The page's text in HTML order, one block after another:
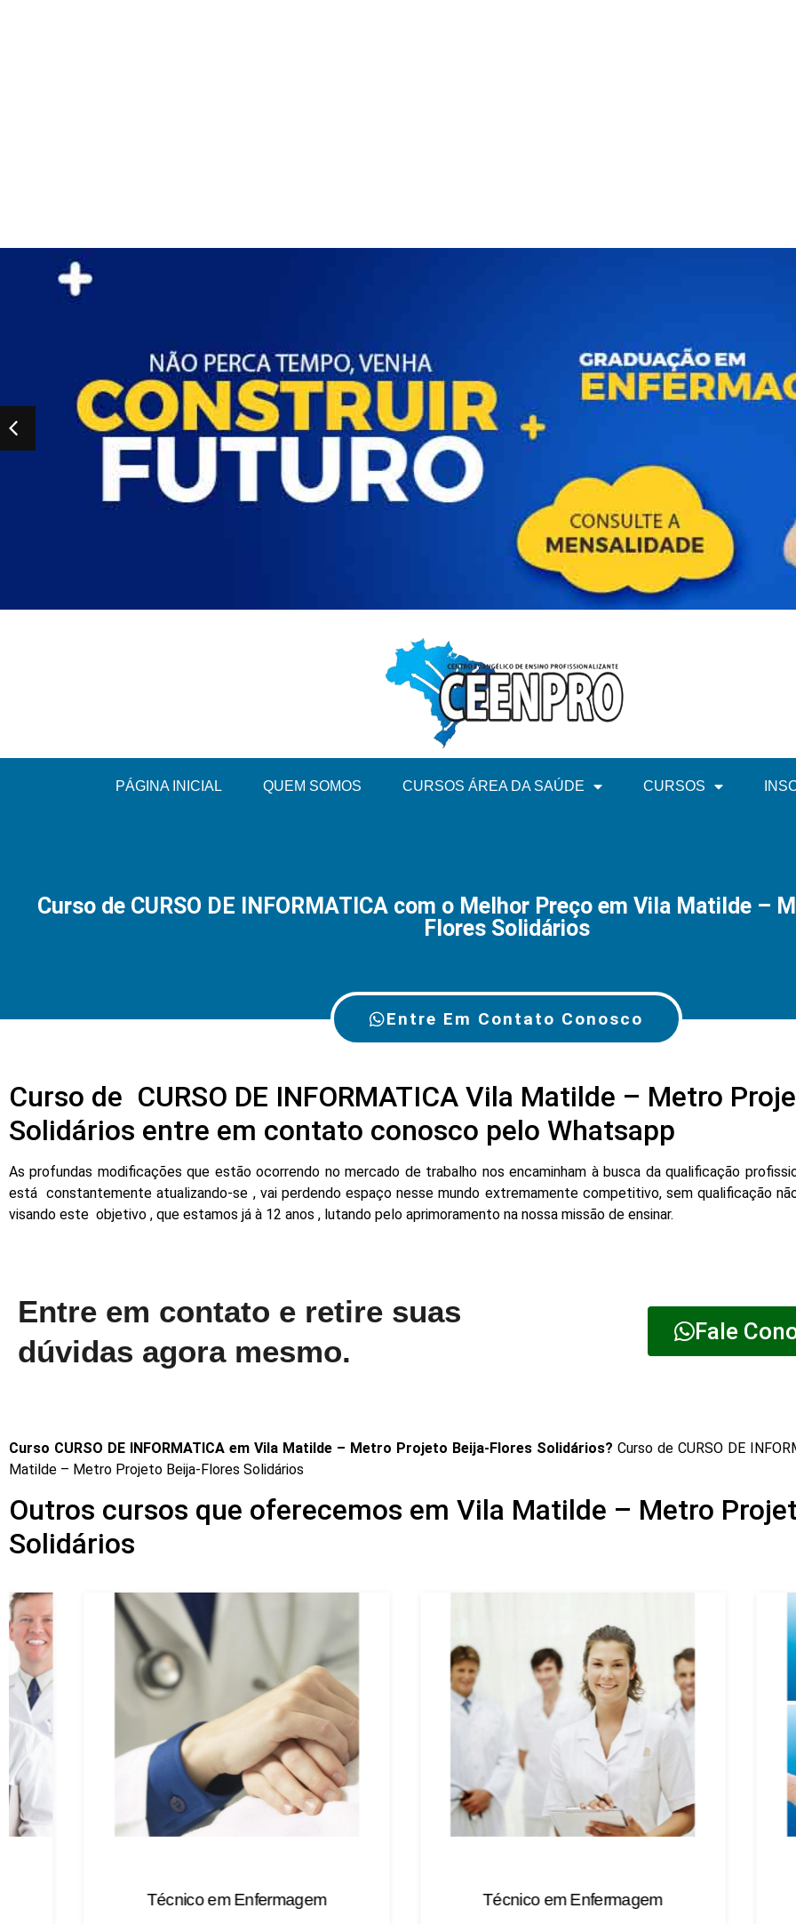
PÁGINA INICIAL QUEM SOMOS CURSOS ÁREA DA SAÚDE CURSOS
Curso de CURSO DE INFORMATICA com o Melhor Preço em Vila Matilde –
Flores Solidários
Entre Em Contato Conosco
Curso de CURSO DE INFORMATICA Vila Matilde – Metro
Solidários entre em contato conosco pelo Whatsapp
As profundas modificações que estão ocorrendo no mercado de trabalho nos encaminham à busca da qualificação
está constantemente atualizando-se , vai perdendo espaço nesse mundo extremamente competitivo, sem qualificação
visando este objetivo , que estamos já à 12 anos , lutando pelo aprimoramento na nossa missão de ensinar.
Entre em contato e retire suas
dúvidas agora mesmo.
Fale
Curso CURSO DE INFORMATICA em Vila Matilde – Metro Projeto Beija-Flores Solidários? Curso de CURSO DE
Matilde – Metro Projeto Beija-Flores Solidários
Outros cursos que oferecemos em Vila Matilde – Metro
Solidários
Técnico em Enfermagem Técnico em Enfermagem